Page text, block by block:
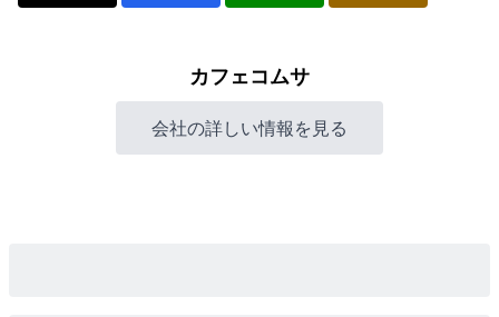
カフェコムサ
会社の詳しい情報を見る